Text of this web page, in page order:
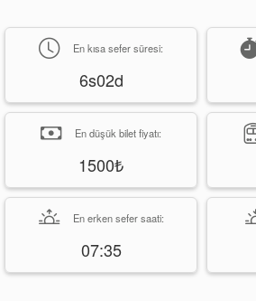
En kısa sefer süresi:
6s02d
En düşük bilet fiyatı:
1500₺
En erken sefer saati:
07:35